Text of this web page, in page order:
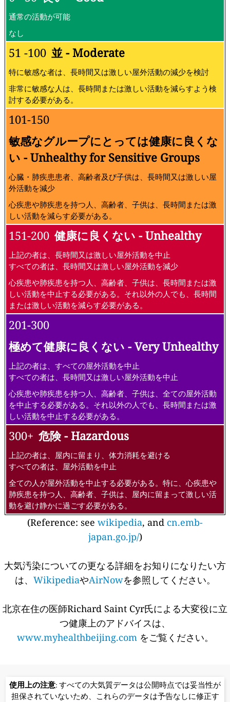
通常の活動が可能
なし
51 -100 並 - Moderate
特に敏感な者は、長時間又は激しい屋外活動の減少を検討
非常に敏感な人は、長時間または激しい活動を減らすよう検
討する必要がある。
101-150
敏感なグループにとっては健康に良くな
い - Unhealthy for Sensitive Groups
心臓・肺疾患患者、高齢者及び子供は、長時間又は激しい屋
外活動を減少
心疾患や肺疾患を持つ人、高齢者、子供は、長時間または激
しい活動を減らす必要がある。
151-200 健康に良くない - Unhealthy
上記の者は、長時間又は激しい屋外活動を中止
すべての者は、長時間又は激しい屋外活動を減少
心疾患や肺疾患を持つ人、高齢者、子供は、長時間または激
しい活動を中止する必要がある。それ以外の人でも、長時間
または激しい活動を減らす必要がある。
201-300
極めて健康に良くない - Very Unhealthy
上記の者は、すべての屋外活動を中止
すべての者は、長時間又は激しい屋外活動を中止
心疾患や肺疾患を持つ人、高齢者、子供は、全ての屋外活動
を中止する必要がある。それ以外の人でも、長時間または激
しい活動を中止する必要がある。
300+ 危険 - Hazardous
上記の者は、屋内に留まり、体力消耗を避ける
すべての者は、屋外活動を中止
全ての人が屋外活動を中止する必要がある。特に、心疾患や
肺疾患を持つ人、高齢者、子供は、屋内に留まって激しい活
動を避け静かに過ごす必要がある。
(Reference: see wikipedia, and cn.emb-
japan.go.jp/)
大気汚染についての更なる詳細をお知りになりたい方
は、 WikipediaやAirNowを参照してください。
北京在住の医師Richard Saint Cyr氏による大変役に立
つ健康上のアドバイスは、
www.myhealthbeijing.com をご覧ください。
使用上の注意: すべての大気質データは公開時点では妥当性が
担保されていないため、これらのデータは予告なしに修正す